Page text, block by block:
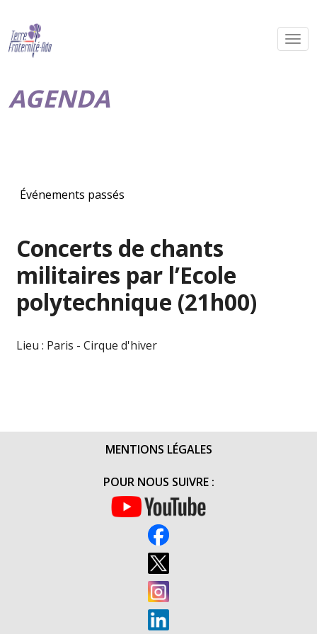
AGENDA
Événements passés
Concerts de chants
militaires par l’Ecole
polytechnique (21h00)
Lieu : Paris - Cirque d'hiver
MENTIONS LÉGALES
POUR NOUS SUIVRE :